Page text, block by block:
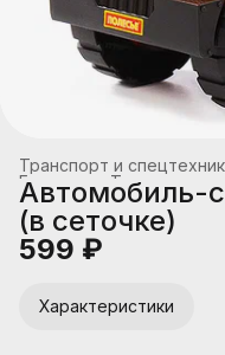
Транспорт и
Транспорт
Главная
Автомобиль-
(в сеточке)
599 ₽
Характеристики